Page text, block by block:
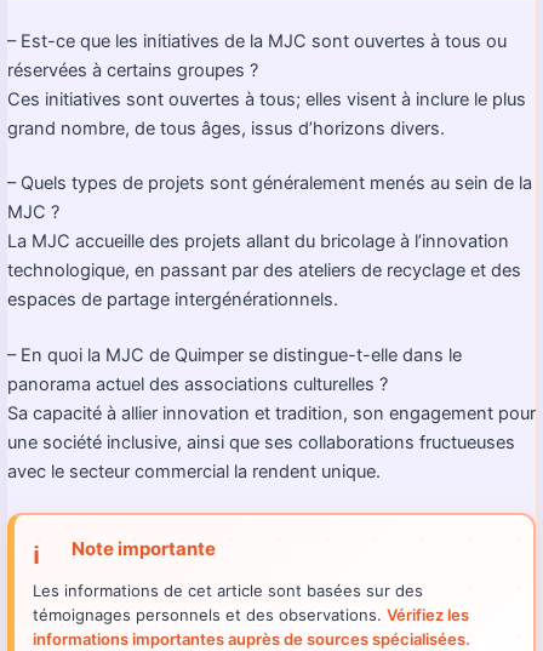
– Est-ce que les initiatives de la MJC sont ouvertes à tous ou
réservées à certains groupes ?
Ces initiatives sont ouvertes à tous; elles visent à inclure le plus
grand nombre, de tous âges, issus d’horizons divers.
– Quels types de projets sont généralement menés au sein de la
MJC ?
La MJC accueille des projets allant du bricolage à l’innovation
technologique, en passant par des ateliers de recyclage et des
espaces de partage intergénérationnels.
– En quoi la MJC de Quimper se distingue-t-elle dans le
panorama actuel des associations culturelles ?
Sa capacité à allier innovation et tradition, son engagement pour
une société inclusive, ainsi que ses collaborations fructueuses
avec le secteur commercial la rendent unique.
ℹ️ Note importante
Les informations de cet article sont basées sur des
témoignages personnels et des observations. Vérifiez les
informations importantes auprès de sources spécialisées.